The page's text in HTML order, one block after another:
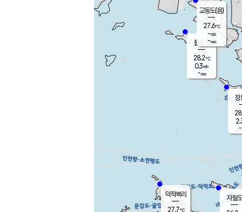
볼음도
28.2℃
0.3m/s
-mm
자월도
장
-
덕적북리
27.7℃
교동도(음)
27.6℃
-m/s
-mm